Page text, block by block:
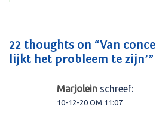
22 thoughts on “Van
lijkt het probleem te zijn’”
Marjolein schreef:
10-12-20 OM 11:07